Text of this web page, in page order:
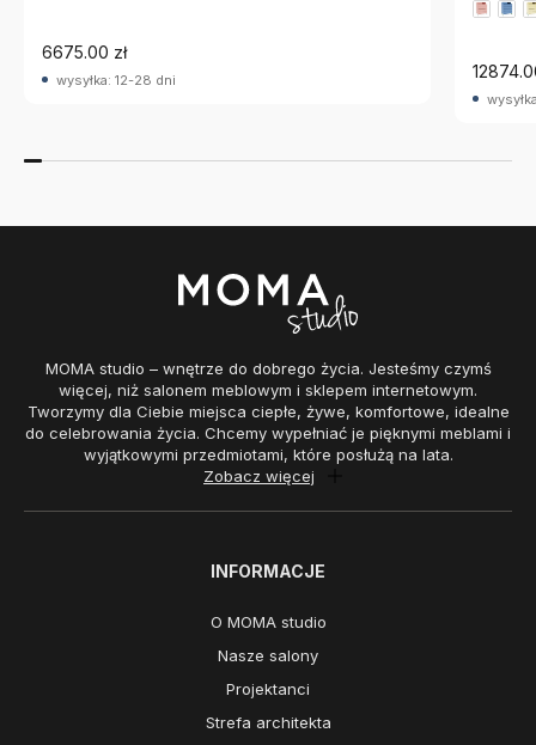
6675.00 zł
wysyłka: 12-28 dni
MOMA studio – wnętrze do dobrego życia. Jesteśmy czymś
więcej, niż salonem meblowym i sklepem internetowym.
Tworzymy dla Ciebie miejsca ciepłe, żywe, komfortowe, idealne
do celebrowania życia. Chcemy wypełniać je pięknymi meblami i
wyjątkowymi przedmiotami, które posłużą na lata.
Zobacz więcej
INFORMACJE
O MOMA studio
Nasze salony
Projektanci
Strefa architekta